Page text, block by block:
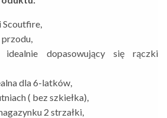
idealnie dopasowujący się rączki
dla 6-latków,
( bez szkiełka),
2 strzałki,